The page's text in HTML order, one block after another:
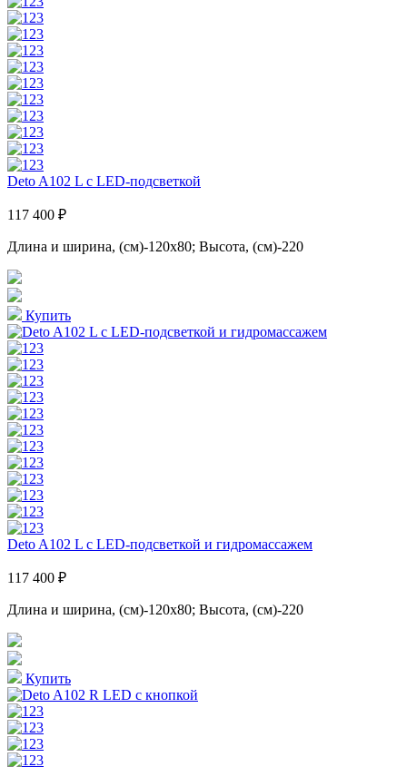
Deto A102 L с LED-подсветкой
117 400 ₽
Длина и ширина, (см)-120x80; Высота, (см)-220
Купить
Deto A102 L с LED-подсветкой и гидромассажем
117 400 ₽
Длина и ширина, (см)-120x80; Высота, (см)-220
Купить